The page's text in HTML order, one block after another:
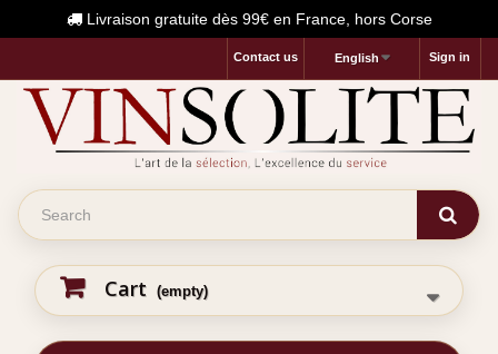
Livraison gratuite dès 99€ en France, hors Corse
Sign in
English
Contact us
Cart (empty)